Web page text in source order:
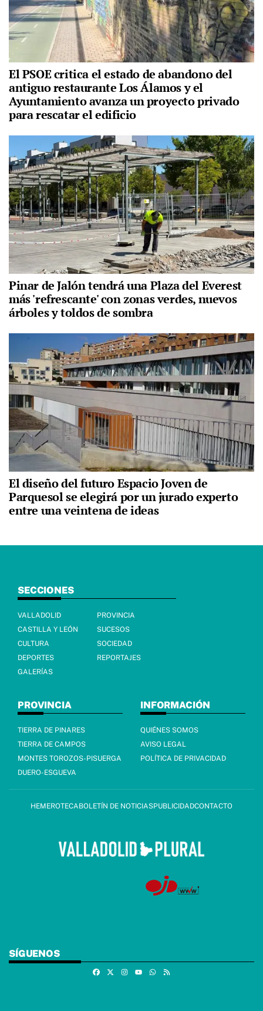
El PSOE critica el estado de abandono del
antiguo restaurante Los Álamos y el
Ayuntamiento avanza un proyecto privado
para rescatar el edificio
Pinar de Jalón tendrá una Plaza del Everest
más 'refrescante' con zonas verdes, nuevos
árboles y toldos de sombra
El diseño del futuro Espacio Joven de
Parquesol se elegirá por un jurado experto
entre una veintena de ideas
SECCIONES
VALLADOLID
PROVINCIA
CASTILLA Y LEÓN
SUCESOS
CULTURA
SOCIEDAD
DEPORTES
REPORTAJES
GALERÍAS
PROVINCIA
TIERRA DE PINARES
TIERRA DE CAMPOS
MONTES TOROZOS-PISUERGA
DUERO-ESGUEVA
INFORMACIÓN
QUIÉNES SOMOS
AVISO LEGAL
POLÍTICA DE PRIVACIDAD
HEMEROTECABOLETÍN DE NOTICIASPUBLICIDADCONTACTO
SÍGUENOS
FacebookInstagramWhatsapp